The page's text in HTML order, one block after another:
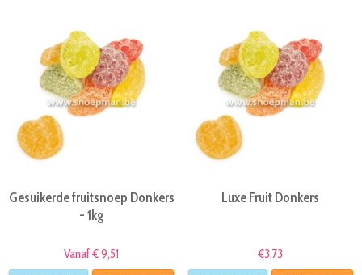
Gesuikerde fruitsnoep Donkers
- 1kg
Vanaf € 9,51
Luxe Fruit Donkers
€3,73